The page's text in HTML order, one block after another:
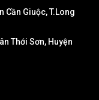
Cần Giuộc, T.Long
Thới Sơn, Huyện